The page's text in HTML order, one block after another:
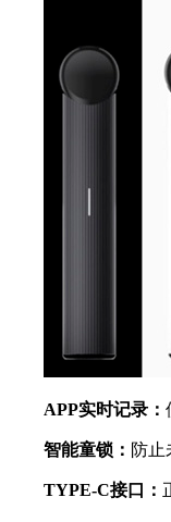
APP实时记录：
智能童锁： 防止
TYPE-C接口：